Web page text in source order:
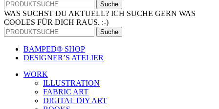
Suche
WAS SUCHST DU AKTUELL? ICH SUCHE GERN WAS
COOLES FÜR DICH RAUS. :-)
Suche
BAMPED® SHOP
DESIGNER’S ATELIER
WORK
ILLUSTRATION
FABRIC ART
DIGITAL DIY ART